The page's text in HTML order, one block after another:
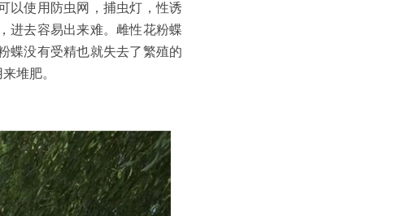
以使用防虫网，捕虫灯，性诱
进去容易出来难。雌性花粉蝶
蝶没有受精也就失去了繁殖的
堆肥。